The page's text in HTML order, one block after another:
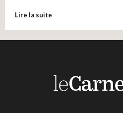
Lire la suite